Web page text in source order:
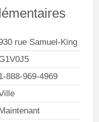
rue Samuel-King
888-969-4969